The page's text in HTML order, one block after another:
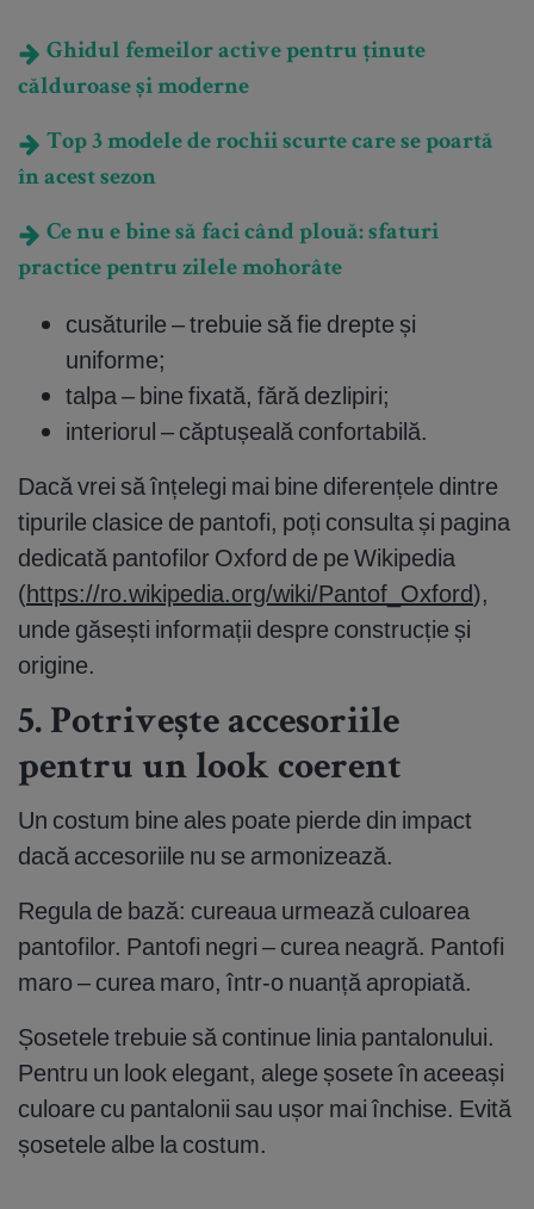
Ghidul femeilor active pentru ținute
călduroase și moderne
Top 3 modele de rochii scurte care se poartă
în acest sezon
Ce nu e bine să faci când plouă: sfaturi
practice pentru zilele mohorâte
cusăturile – trebuie să fie drepte și
uniforme;
talpa – bine fixată, fără dezlipiri;
interiorul – căptușeală confortabilă.
Dacă vrei să înțelegi mai bine diferențele dintre
tipurile clasice de pantofi, poți consulta și pagina
dedicată pantofilor Oxford de pe Wikipedia
(https://ro.wikipedia.org/wiki/Pantof_Oxford),
unde găsești informații despre construcție și
origine.
5. Potrivește accesoriile
pentru un look coerent
Un costum bine ales poate pierde din impact
dacă accesoriile nu se armonizează.
Regula de bază: cureaua urmează culoarea
pantofilor. Pantofi negri – curea neagră. Pantofi
maro – curea maro, într-o nuanță apropiată.
Șosetele trebuie să continue linia pantalonului.
Pentru un look elegant, alege șosete în aceeași
culoare cu pantalonii sau ușor mai închise. Evită
șosetele albe la costum.